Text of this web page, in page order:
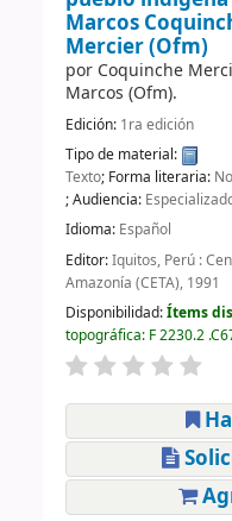
Marcos
Mercier (Ofm)
por Coquinche
Marcos (Ofm).
Edición: 1ra edición
Tipo de material:
Texto; Forma literaria:
; Audiencia:
Idioma: Español
Editor:Iquitos, Perú :
Amazonía (CETA), 1991
Disponibilidad:Ítems
topográfica: F 2230.2